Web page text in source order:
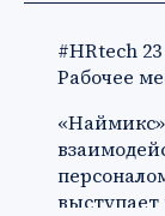
#HRtech
Рабочее